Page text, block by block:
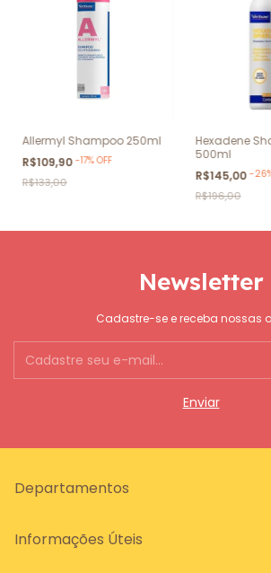
Allermyl Shampoo 250ml
R$109,90 -17%OFF
R$133,00
Hexadene
500ml
R$145,00 -26
R$196,00
Newsletter
Cadastre-se e receba nossas
Departamentos
Informações Úteis